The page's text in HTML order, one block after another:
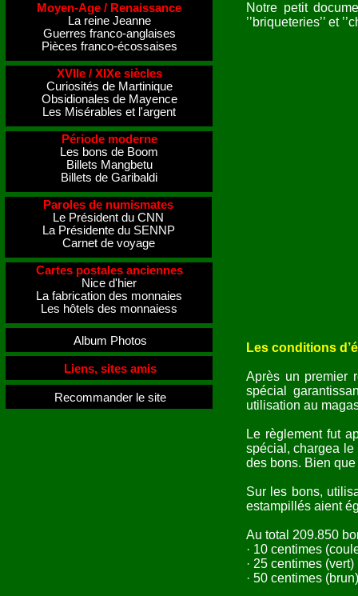
Notre petit
’’briqueteries’’ et
Les conditions
Après un premier
spécial
utilisation au
Le règlement fut
spécial, chargea le
des bons. Bien
Sur les bons,
estampillés aient
Au total 209.850
· 10 centimes
· 25 centimes
· 50 centimes
Moyen-Age / Renaissance
La reine Jeanne
Guerres franco-anglaises
Pièces franco-écossaises
XVIIe / XIXe siècles
Curiosités de Martinique
Obsidionales de Mayence
Les Misérables et l'argent
Période moderne
Les bons de Boom
Billets Mangbetu
Billets de Garibaldi
Paroles de numismates
Le Président du CNN
La Présidente du SENNP
Carnet de voyage
Cartes postales anciennes
Nice d'hier
La fabrication des monnaies
Les hôtels des monnaiess
Album Photos
Liens, sites amis
Recommander le site